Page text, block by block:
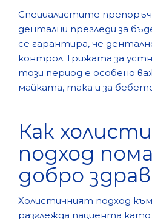
Специалистите
дентални прегледи за
се гарантира, че
контрол. Грижата за
този период е особено
майката, така и за
Как
подход
добро
Холистичният подход
разглежда пациента като